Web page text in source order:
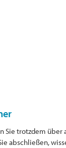
trotzdem über
abschließen,